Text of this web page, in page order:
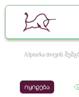
Alpturka თივის
იყიდება